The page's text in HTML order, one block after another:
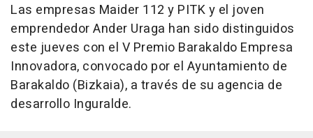
Las empresas Maider 112 y PITK y el joven
emprendedor Ander Uraga han sido distinguidos
este jueves con el V Premio Barakaldo Empresa
Innovadora, convocado por el Ayuntamiento de
Barakaldo (Bizkaia), a través de su agencia de
desarrollo Inguralde.